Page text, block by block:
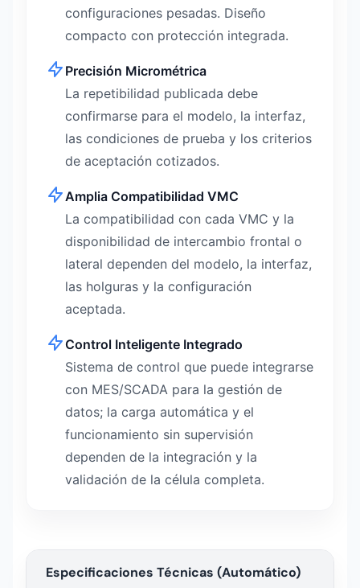
configuraciones pesadas. Diseño
compacto con protección integrada.
Precisión Micrométrica
La repetibilidad publicada debe
confirmarse para el modelo, la interfaz,
las condiciones de prueba y los criterios
de aceptación cotizados.
Amplia Compatibilidad VMC
La compatibilidad con cada VMC y la
disponibilidad de intercambio frontal o
lateral dependen del modelo, la interfaz,
las holguras y la configuración
aceptada.
Control Inteligente Integrado
Sistema de control que puede integrarse
con MES/SCADA para la gestión de
datos; la carga automática y el
funcionamiento sin supervisión
dependen de la integración y la
validación de la célula completa.
Especificaciones Técnicas (Automático)